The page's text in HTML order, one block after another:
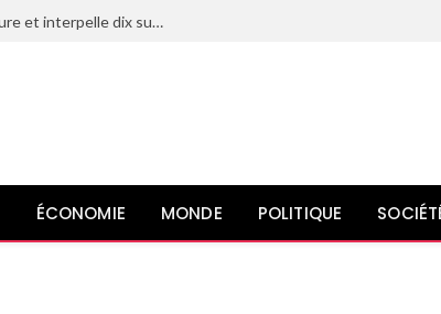
Le Maroc déjoue un projet terroriste d’envergure et interpelle dix suspects liés à l’organisation État islamique
ÉCONOMIE MONDE POLITIQUE